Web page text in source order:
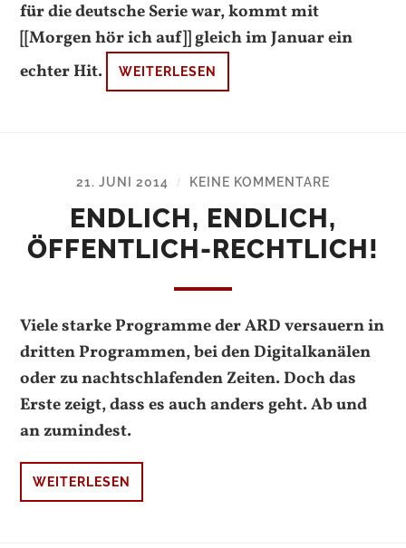
für die deutsche Serie war, kommt mit
[[Morgen hör ich auf]] gleich im Januar ein
echter Hit.
WEITERLESEN
21. JUNI 2014 / KEINE KOMMENTARE
ENDLICH, ENDLICH,
ÖFFENTLICH-RECHTLICH!
Viele starke Programme der ARD versauern in
dritten Programmen, bei den Digitalkanälen
oder zu nachtschlafenden Zeiten. Doch das
Erste zeigt, dass es auch anders geht. Ab und
an zumindest.
WEITERLESEN